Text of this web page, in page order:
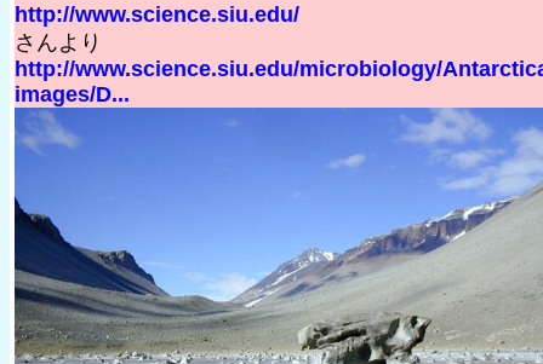
http://www.science.siu.edu/
さんより
http://www.science.siu.edu/microbiology/
images/D...